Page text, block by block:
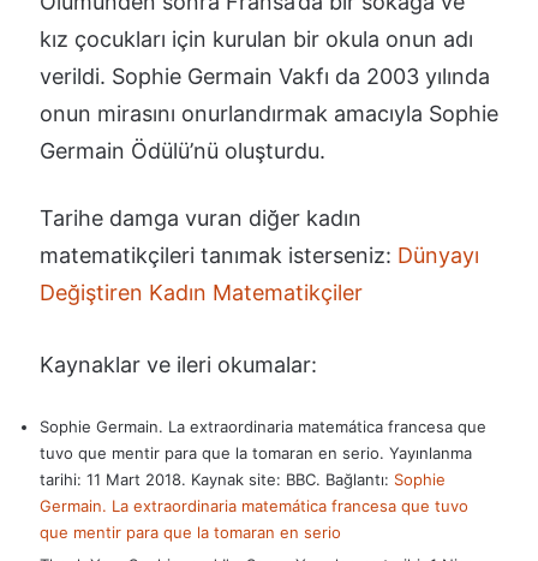
kız çocukları için kurulan bir okula onun adı
verildi. Sophie Germain Vakfı da 2003 yılında
onun mirasını onurlandırmak amacıyla Sophie
Germain Ödülü’nü oluşturdu.
Tarihe damga vuran diğer kadın
matematikçileri tanımak isterseniz: Dünyayı
Değiştiren Kadın Matematikçiler
Kaynaklar ve ileri okumalar:
Sophie Germain. La extraordinaria matemática francesa que
tuvo que mentir para que la tomaran en serio. Yayınlanma
tarihi: 11 Mart 2018. Kaynak site: BBC. Bağlantı: Sophie
Germain. La extraordinaria matemática francesa que tuvo
que mentir para que la tomaran en serio